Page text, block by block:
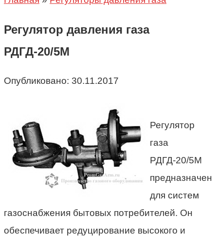
Регулятор давления газа
РДГД-20/5М
Опубликовано: 30.11.2017
Регулятор
газа
РДГД-20/5М
предназначен
для систем
газоснабжения бытовых потребителей. Он
обеспечивает редуцирование высокого и